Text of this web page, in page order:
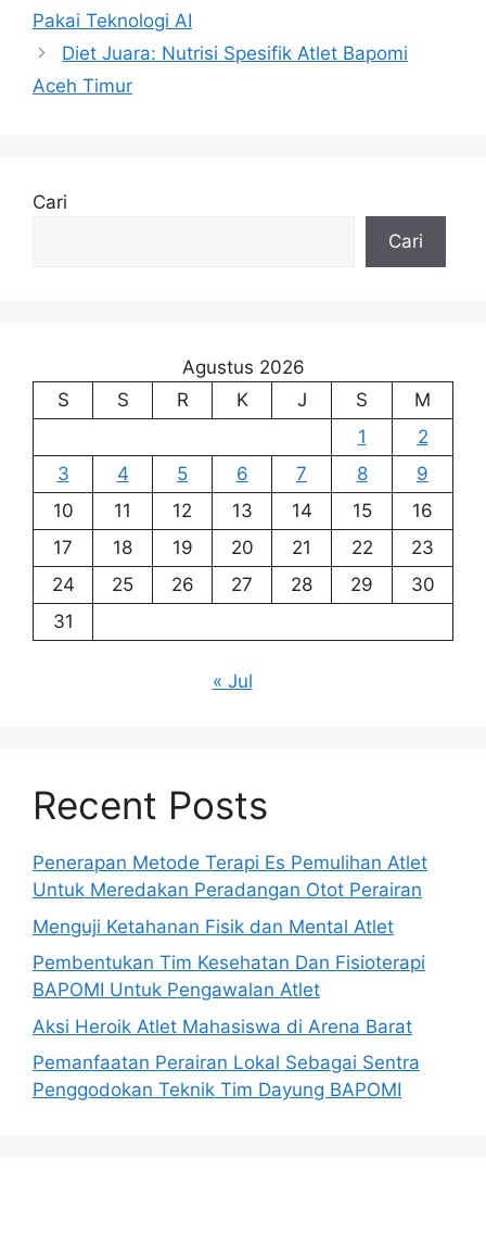
Pakai Teknologi AI
Diet Juara: Nutrisi Spesifik Atlet Bapomi
Aceh Timur
Cari
Cari
Agustus 2026
S
S R K J S
M
1
2
3
4 5 6 7 8
9
10
11 12 13 14 15
16
17
18 19 20 21 22
23
24
25 26 27 28 29
30
31
« Jul
Recent Posts
Penerapan Metode Terapi Es Pemulihan Atlet
Untuk Meredakan Peradangan Otot Perairan
Menguji Ketahanan Fisik dan Mental Atlet
Pembentukan Tim Kesehatan Dan Fisioterapi
BAPOMI Untuk Pengawalan Atlet
Aksi Heroik Atlet Mahasiswa di Arena Barat
Pemanfaatan Perairan Lokal Sebagai Sentra
Penggodokan Teknik Tim Dayung BAPOMI